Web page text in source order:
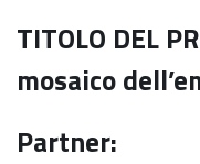
TITOLO DEL
mosaico
Partner: